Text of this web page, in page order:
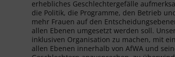
erhebliches Geschlechtergefälle
die Politik, die Programme, den Betrieb
mehr Frauen auf den
allen Ebenen umgesetzt werden soll.
inklusiven Organisation zu machen, mit
allen Ebenen innerhalb von AfWA und